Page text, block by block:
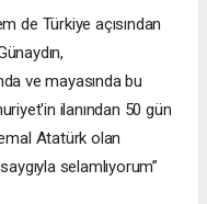
de Türkiye açısından
ve mayasında bu
ilanından 50 gün
Atatürk olan
selamlıyorum”